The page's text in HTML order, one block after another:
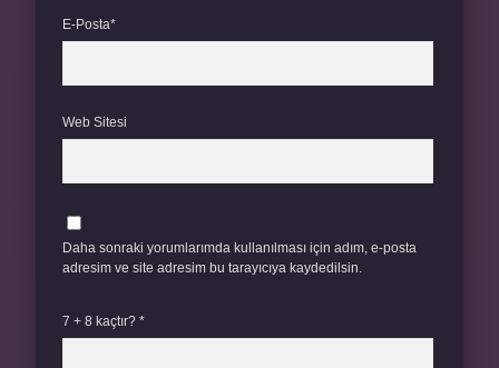
E-Posta*
Web Sitesi
Daha sonraki yorumlarımda kullanılması için adım, e-posta
adresim ve site adresim bu tarayıcıya kaydedilsin.
7 + 8 kaçtır? *